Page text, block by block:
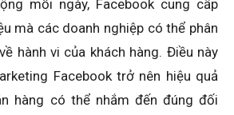
mỗi ngày, Facebook cung cấp
mà các doanh nghiệp có thể phân
hành vi của khách hàng. Điều này
Facebook trở nên hiệu quả
hàng có thể nhắm đến đúng đối